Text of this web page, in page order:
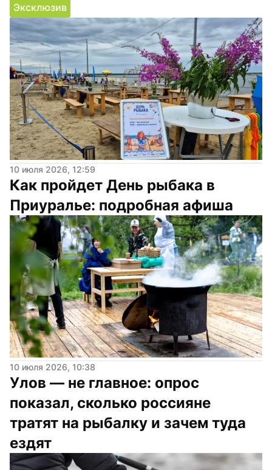
Эксклюзив
10 июля 2026, 12:59
Как пройдет День рыбака в
Приуралье: подробная афиша
10 июля 2026, 10:38
Улов — не главное: опрос
показал, сколько россияне
тратят на рыбалку и зачем туда
ездят